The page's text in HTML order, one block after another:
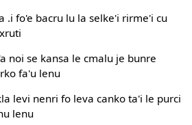
.i fo'e bacru lu la selke'i rirme'i cu
noi se kansa le cmalu je bunre
fa'u lenu
levi nenri fo leva canko ta'i le purci
lenu